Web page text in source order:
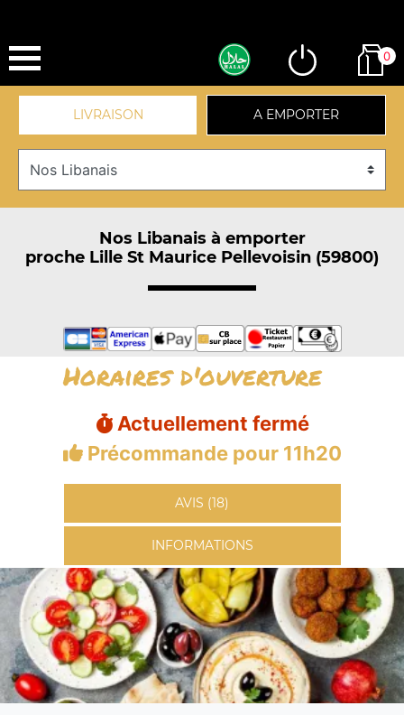
0
LIVRAISON A EMPORTER
Nos Libanais à emporter
proche Lille St Maurice Pellevoisin (59800)
Horaires d'ouverture
Actuellement fermé
Précommande pour 11h20
AVIS (18)
INFORMATIONS